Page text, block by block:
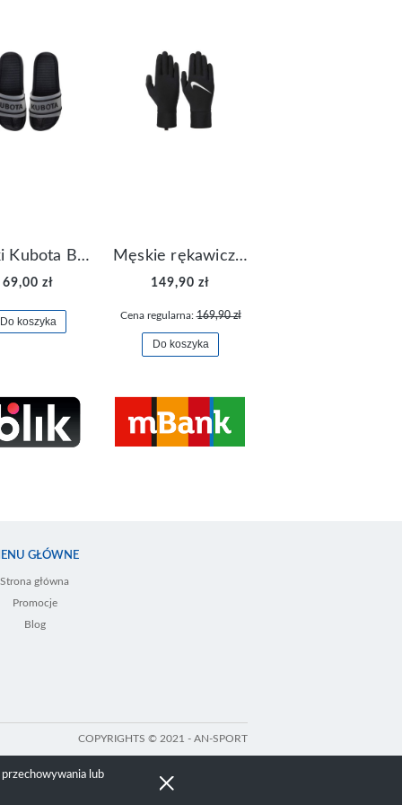
lub
Klapki Kubota Basenowe Gel Czarne
69,00 zł
Do koszyka
Męskie rękawiczki Nike Dri-FIT Lightweight Gloves N.RG.M0.082
149,90 zł
Cena regularna:169,90 zł
Do koszyka
GŁÓWNE
Strona główna
Promocje
Blog
COPYRIGHTS © 2021 - AN-SPORT